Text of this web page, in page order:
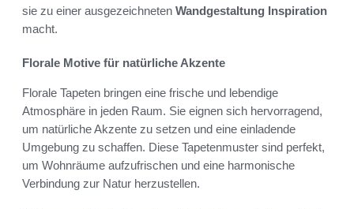
sie zu einer ausgezeichneten Wandgestaltung Inspiration
macht.
Florale Motive für natürliche Akzente
Florale Tapeten bringen eine frische und lebendige
Atmosphäre in jeden Raum. Sie eignen sich hervorragend,
um natürliche Akzente zu setzen und eine einladende
Umgebung zu schaffen. Diese Tapetenmuster sind perfekt,
um Wohnräume aufzufrischen und eine harmonische
Verbindung zur Natur herzustellen.